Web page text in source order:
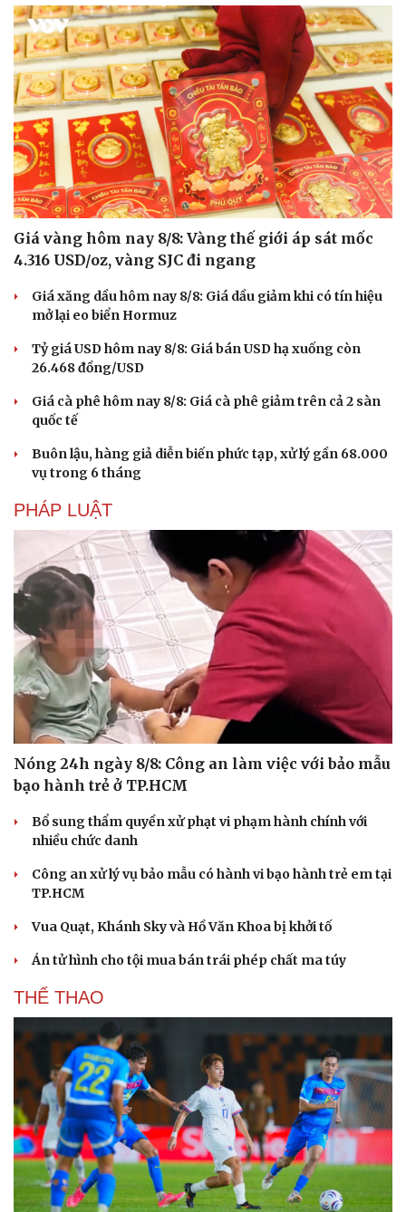
Dinh dưỡng - món ngon
Cây thuốc
Sản phụ khoa
Nhi khoa
Nam khoa
Làm đẹp - giảm cân
Phòng mạch online
Ăn sạch sống khỏe
Nhà đẹp
Blog
Tình yêu - Gia đình
Giá vàng hôm nay 8/8: Vàng thế giới áp sát mốc
4.316 USD/oz, vàng SJC đi ngang
Giá xăng dầu hôm nay 8/8: Giá dầu giảm khi có tín hiệu
mở lại eo biển Hormuz
Tỷ giá USD hôm nay 8/8: Giá bán USD hạ xuống còn
26.468 đồng/USD
Giá cà phê hôm nay 8/8: Giá cà phê giảm trên cả 2 sàn
quốc tế
Buôn lậu, hàng giả diễn biến phức tạp, xử lý gần 68.000
vụ trong 6 tháng
PHÁP LUẬT
Nóng 24h ngày 8/8: Công an làm việc với bảo mẫu
bạo hành trẻ ở TP.HCM
Bổ sung thẩm quyền xử phạt vi phạm hành chính với
nhiều chức danh
Công an xử lý vụ bảo mẫu có hành vi bạo hành trẻ em tại
TP.HCM
Vua Quạt, Khánh Sky và Hồ Văn Khoa bị khởi tố
Án tử hình cho tội mua bán trái phép chất ma túy
THỂ THAO